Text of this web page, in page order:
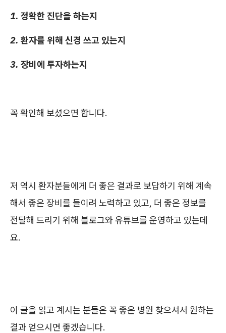
1. 정확한 진단을 하는지
2. 환자를 위해 신경 쓰고 있는지
3. 장비에 투자하는지
꼭 확인해 보셨으면 합니다.
저 역시 환자분들에게 더 좋은 결과로 보답하기 위해 계속
해서 좋은 장비를 들이려 노력하고 있고, 더 좋은 정보를
전달해 드리기 위해 블로그와 유튜브를 운영하고 있는데
요.
이 글을 읽고 계시는 분들은 꼭 좋은 병원 찾으셔서 원하는
결과 얻으시면 좋겠습니다.